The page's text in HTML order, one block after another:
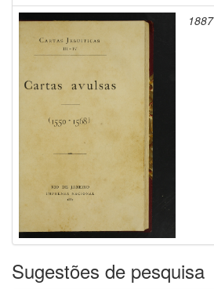
1887
Sugestões de pesquisa